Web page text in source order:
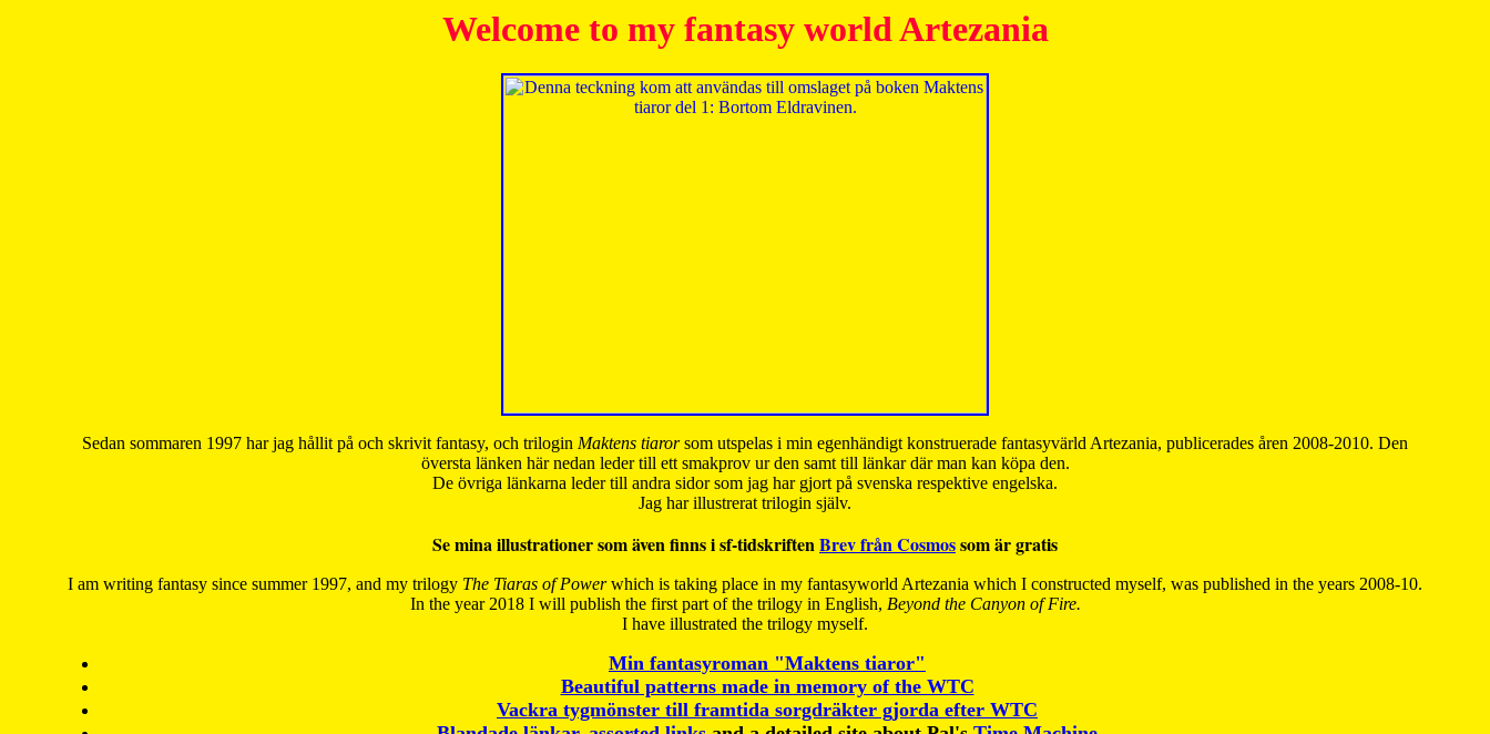
Welcome to my fantasy world Artezania
Sedan sommaren 1997 har jag hållit på och skrivit fantasy, och trilogin Maktens tiarorsom utspelas i min egenhändigt konstruerade fantasyvärld Artezania, publicerades åren 2008-2010. Den
översta länken här nedan leder till ett smakprov ur den samt till länkar där man kan köpa den.
De övriga länkarna leder till andra sidor som jag har gjort på svenska respektive engelska.
Jag har illustrerat trilogin själv.
Se mina illustrationer som även finns i sf-tidskriftenBrev från Cosmossom är gratis
I am writing fantasy since summer 1997, and my trilogy The Tiaras of Powerwhich is taking place in my fantasyworld Artezania which I constructed myself, was published in the years 2008-10.
In the year 2018 I will publish the first part of the trilogy in English, Beyond the Canyon of Fire.
I have illustrated the trilogy myself.
Min fantasyroman "Maktens tiaror"
Beautiful patterns made in memory of the WTC
Vackra tygmönster till framtida sorgdräkter gjorda efter WTC